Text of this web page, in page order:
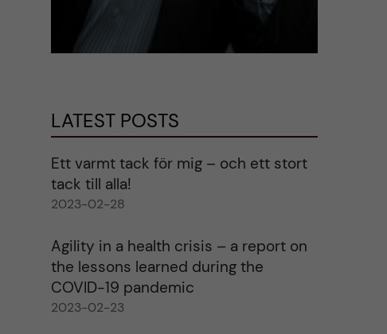
LATEST POSTS
Ett varmt tack för mig – och ett stort
tack till alla!
2023-02-28
Agility in a health crisis – a report on
the lessons learned during the
COVID-19 pandemic
2023-02-23